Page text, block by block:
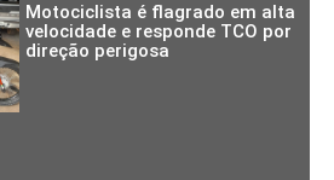
Motociclista é flagrado em alta
velocidade e responde TCO por
direção perigosa